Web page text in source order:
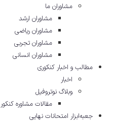
مشاوران ما
مشاوران ارشد
مشاوران ریاضی
مشاوران تجربی
مشاوران انسانی
مطالب و اخبار کنکوری
اخبار
وبلاگ نوتروفیل
مقالات مشاوره‌ کنکور
جعبه‌ابزار امتحانات نهایی